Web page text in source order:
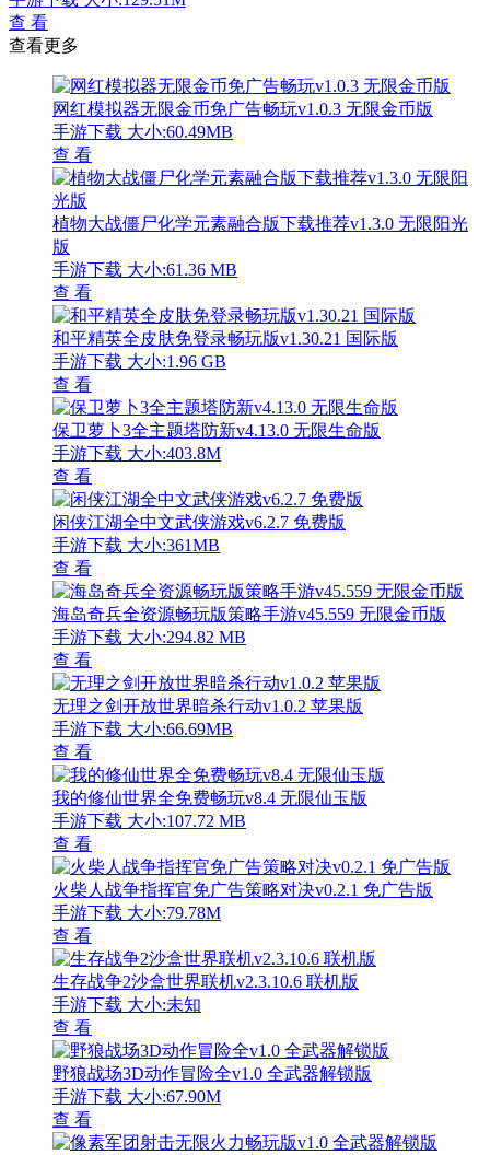
查 看
查看更多
网红模拟器无限金币免广告畅玩v1.0.3 无限金币版
手游下载 大小:60.49MB
查 看
植物大战僵尸化学元素融合版下载推荐v1.3.0 无限阳光
版
手游下载 大小:61.36 MB
查 看
和平精英全皮肤免登录畅玩版v1.30.21 国际版
手游下载 大小:1.96 GB
查 看
保卫萝卜3全主题塔防新v4.13.0 无限生命版
手游下载 大小:403.8M
查 看
闲侠江湖全中文武侠游戏v6.2.7 免费版
手游下载 大小:361MB
查 看
海岛奇兵全资源畅玩版策略手游v45.559 无限金币版
手游下载 大小:294.82 MB
查 看
无理之剑开放世界暗杀行动v1.0.2 苹果版
手游下载 大小:66.69MB
查 看
我的修仙世界全免费畅玩v8.4 无限仙玉版
手游下载 大小:107.72 MB
查 看
火柴人战争指挥官免广告策略对决v0.2.1 免广告版
手游下载 大小:79.78M
查 看
生存战争2沙盒世界联机v2.3.10.6 联机版
手游下载 大小:未知
查 看
野狼战场3D动作冒险全v1.0 全武器解锁版
手游下载 大小:67.90M
查 看